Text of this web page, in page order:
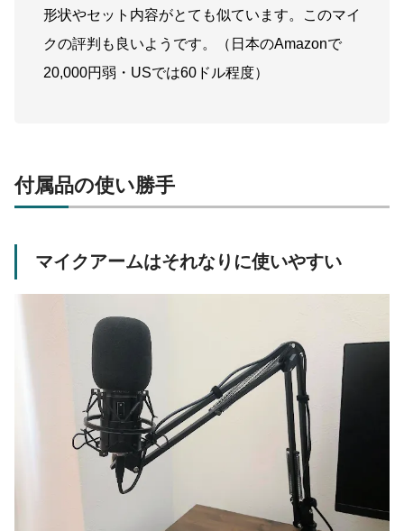
形状やセット内容がとても似ています。このマイ
クの評判も良いようです。（日本のAmazonで
20,000円弱・USでは60ドル程度）
付属品の使い勝手
マイクアームはそれなりに使いやすい